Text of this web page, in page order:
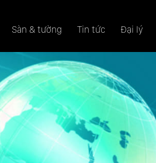
Sàn & tường Tin tức Đại lý